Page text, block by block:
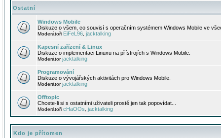
Ostatní
Windows Mobile
Diskuze o všem, co souvisí s operačním systémem Windows Mobile ve
Moderátoři EiFeL96 jacktalking
Kapesní zařízení & Linux
Diskuze o implementaci Linuxu na přístrojích s Windows Mobile.
Moderátorjacktalking
Programování
Diskuze o vývojářských aktivitách pro Windows Mobile.
Moderátorjacktalking
Offtopic
Chcete-li si s ostatními uživateli prostě jen tak popovídat...
Moderátoři cHaOOs jacktalking
Kdo je přítomen